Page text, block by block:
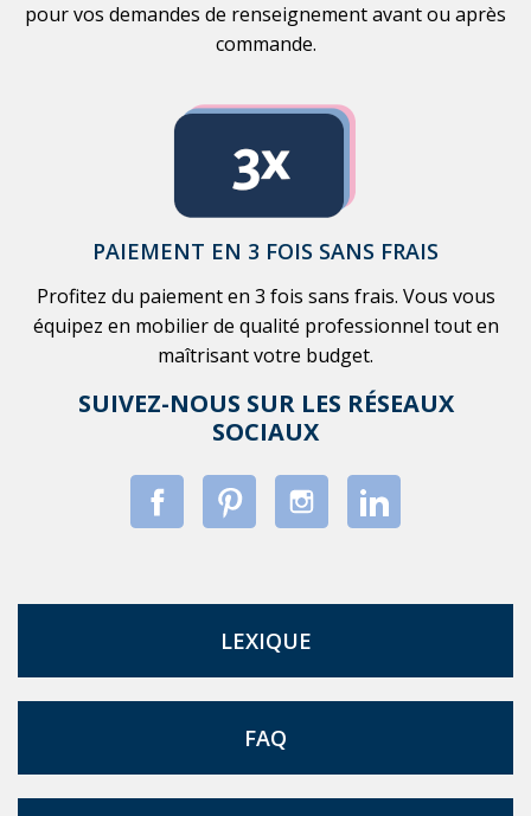
pour vos demandes de renseignement avant ou après
commande.
PAIEMENT EN 3 FOIS SANS FRAIS
Profitez du paiement en 3 fois sans frais. Vous vous
équipez en mobilier de qualité professionnel tout en
maîtrisant votre budget.
SUIVEZ-NOUS SUR LES RÉSEAUX
SOCIAUX
LEXIQUE
FAQ